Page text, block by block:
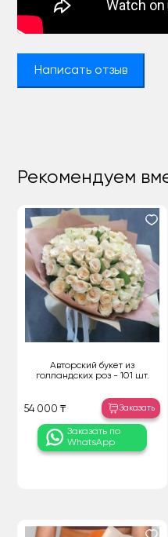
Написать отзыв
Рекомендуем
Авторский букет из
голландских роз - 101 шт.
54 000 ₸ Заказать
Заказать по
WhatsApp